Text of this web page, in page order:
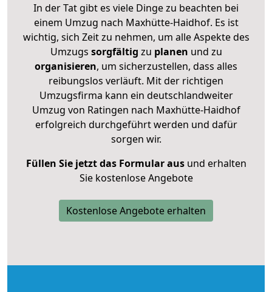
In der Tat gibt es viele Dinge zu beachten bei
einem Umzug nach Maxhütte-Haidhof. Es ist
wichtig, sich Zeit zu nehmen, um alle Aspekte des
Umzugs sorgfältig zu planen und zu
organisieren, um sicherzustellen, dass alles
reibungslos verläuft. Mit der richtigen
Umzugsfirma kann ein deutschlandweiter
Umzug von Ratingen nach Maxhütte-Haidhof
erfolgreich durchgeführt werden und dafür
sorgen wir.
Füllen Sie jetzt das Formular ausund erhalten
Sie kostenlose Angebote
Kostenlose Angebote erhalten